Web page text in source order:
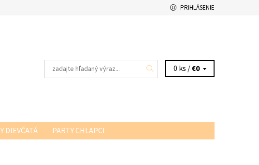
PRIHLÁSENIE
0 ks /€0
DIEVČATÁ
PARTY CHLAPCI